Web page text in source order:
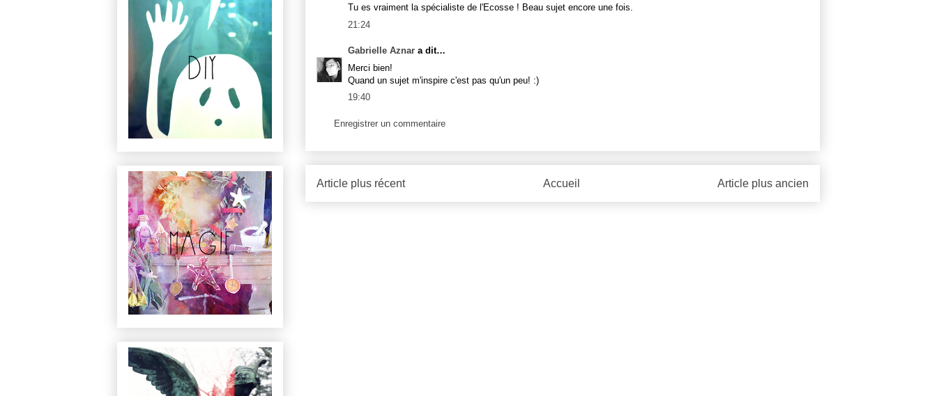
Tu es vraiment la spécialiste de l'Ecosse ! Beau sujet encore une fois.
21:24
Gabrielle Aznar a dit…
Merci bien!
Quand un sujet m'inspire c'est pas qu'un peu! :)
19:40
Enregistrer un commentaire
Article plus récent Article plus ancien
Accueil